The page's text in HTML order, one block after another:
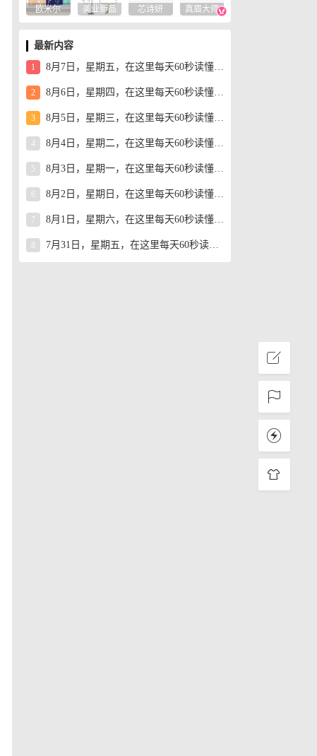
欧米尔 美业新品 芯诗妍 真眉大师
最新内容
1 8月7日，星期五，在这里每天60秒读懂世界！
2 8月6日，星期四，在这里每天60秒读懂世界！
3 8月5日，星期三，在这里每天60秒读懂世界！
4 8月4日，星期二，在这里每天60秒读懂世界！
5 8月3日，星期一，在这里每天60秒读懂世界！
6 8月2日，星期日，在这里每天60秒读懂世界！
7 8月1日，星期六，在这里每天60秒读懂世界！
7月31日，星期五，在这里每天60秒读懂世界！